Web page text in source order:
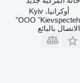
أوكرانيا، Kyiv
OOO "Kievspecteh"
الاتصال بالبائع